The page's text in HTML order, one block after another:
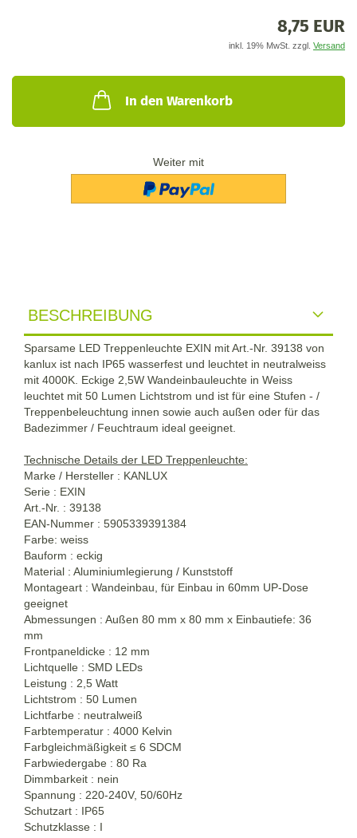
8,75 EUR
inkl. 19% MwSt. zzgl. Versand
In den Warenkorb
Weiter mit
BESCHREIBUNG
Sparsame LED Treppenleuchte EXIN mit Art.-Nr. 39138 von
kanlux ist nach IP65 wasserfest und leuchtet in neutralweiss
mit 4000K. Eckige 2,5W Wandeinbauleuchte in Weiss
leuchtet mit 50 Lumen Lichtstrom und ist für eine Stufen - /
Treppenbeleuchtung innen sowie auch außen oder für das
Badezimmer / Feuchtraum ideal geeignet.
Technische Details der LED Treppenleuchte:
Marke / Hersteller : KANLUX
Serie : EXIN
Art.-Nr. : 39138
EAN-Nummer : 5905339391384
Farbe: weiss
Bauform : eckig
Material : Aluminiumlegierung / Kunststoff
Montageart : Wandeinbau, für Einbau in 60mm UP-Dose
geeignet
Abmessungen : Außen 80 mm x 80 mm x Einbautiefe: 36
mm
Frontpaneldicke : 12 mm
Lichtquelle : SMD LEDs
Leistung : 2,5 Watt
Lichtstrom : 50 Lumen
Lichtfarbe : neutralweiß
Farbtemperatur : 4000 Kelvin
Farbgleichmäßigkeit ≤ 6 SDCM
Farbwiedergabe : 80 Ra
Dimmbarkeit : nein
Spannung : 220-240V, 50/60Hz
Schutzart : IP65
Schutzklasse : I